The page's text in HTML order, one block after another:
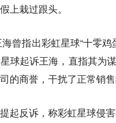
上栽过跟头。
曾指出彩虹星球“十零鸡
球起诉王海，直指其为
的商誉，干扰了正常销售
起反诉，称彩虹星球侵